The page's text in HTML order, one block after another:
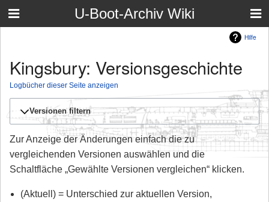
U-Boot-Archiv Wiki
Hilfe
Kingsbury: Versionsgeschichte
Logbücher dieser Seite anzeigen
Versionen filtern
Zur Anzeige der Änderungen einfach die zu
vergleichenden Versionen auswählen und die
Schaltfläche „Gewählte Versionen vergleichen“ klicken.
(Aktuell) = Unterschied zur aktuellen Version,